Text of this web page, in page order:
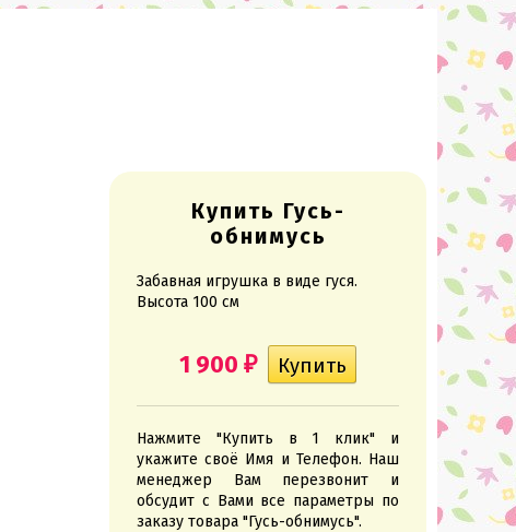
Купить Гусь-
обнимусь
Забавная игрушка в виде гуся.
Высота 100 см
1 900 ₽
Нажмите "Купить в 1 клик" и
укажите своё Имя и Телефон. Наш
менеджер Вам перезвонит и
обсудит с Вами все параметры по
заказу товара "Гусь-обнимусь".